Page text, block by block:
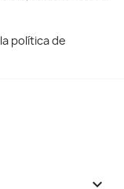
política de
